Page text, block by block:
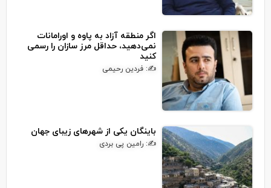
اگر منطقه آزاد به پاوه و اورامانات
نمی‌دهید، حداقل مرز سازان را رسمی
کنید
✍: فردین رحیمی
باینگان یکی از شهرهای زیبای جهان
✍: رامین پی بردی